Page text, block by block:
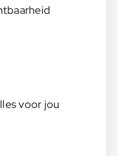
voor jou